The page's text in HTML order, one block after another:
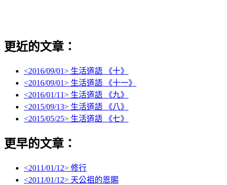
更近的文章：
<2016/09/01> 生活道語 《十》
<2016/09/01> 生活道語 《十一》
<2016/01/11> 生活道語 《九》
<2015/09/13> 生活道語 《八》
<2015/05/25> 生活道語 《七》
更早的文章：
<2011/01/12> 修行
<2011/01/12> 天公祖的恩賜